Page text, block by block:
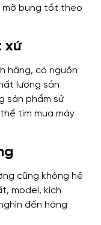
mỡ bụng tốt theo
xứ
hãng, có nguồn
lượng sản
sản phẩm sử
tìm mua máy
cũng không hề
model, kích
đến hàng